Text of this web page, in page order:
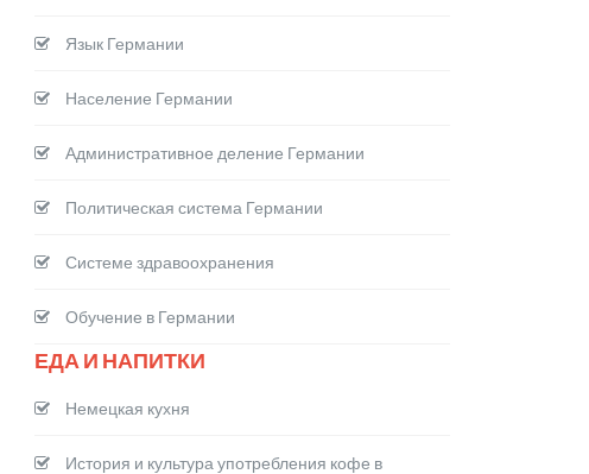
Язык Германии
Население Германии
Административное деление Германии
Политическая система Германии
Системе здравоохранения
Обучение в Германии
ЕДА И НАПИТКИ
Немецкая кухня
История и культура употребления кофе в